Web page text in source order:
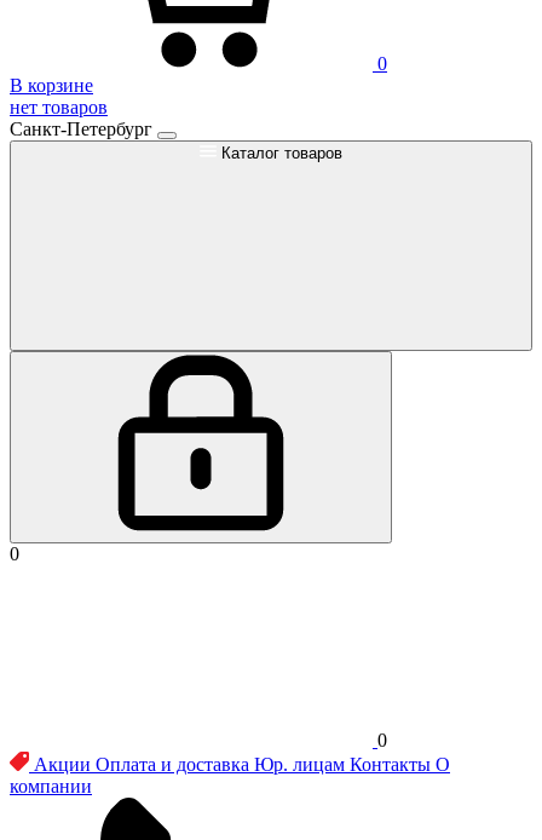
0
В корзине
нет товаров
Санкт-Петербург
Каталог товаров
0
0
Акции Оплата и доставка Юр. лицам Контакты О
компании